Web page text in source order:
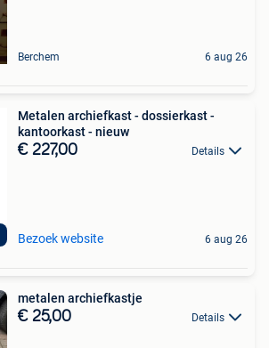
Berchem 6 aug 26
Metalen archiefkast - dossierkast -
kantoorkast - nieuw
€ 227,00 Details
Bezoek website 6 aug 26
metalen archiefkastje
€ 25,00 Details